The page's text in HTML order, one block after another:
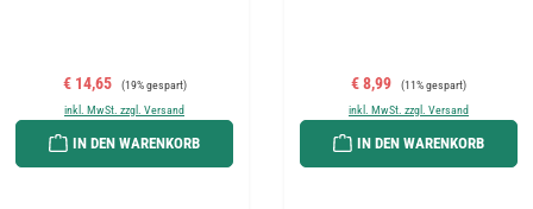
Verkaufspreis:
€ 14,65 Regulärer Preis:
(19% gespart)
inkl. MwSt. zzgl. Versand
IN DEN WARENKORB
Verkaufspreis:
€ 8,99 Regulärer Preis:
(11% gespart)
inkl. MwSt. zzgl. Versand
IN DEN WARENKORB